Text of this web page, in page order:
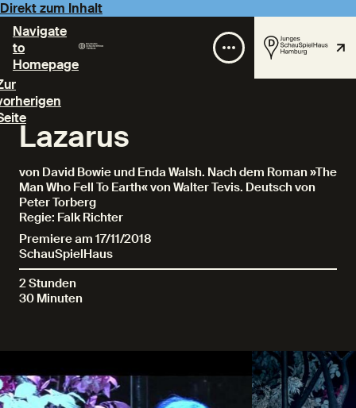
Direkt zum Inhalt
Navigate
to
Homepage
Lazarus
von David Bowie und Enda Walsh. Nach dem Roman »The
Man Who Fell To Earth« von Walter Tevis. Deutsch von
Peter Torberg
Regie: Falk Richter
Premiere am 17/11/2018
SchauSpielHaus
2 Stunden
30 Minuten